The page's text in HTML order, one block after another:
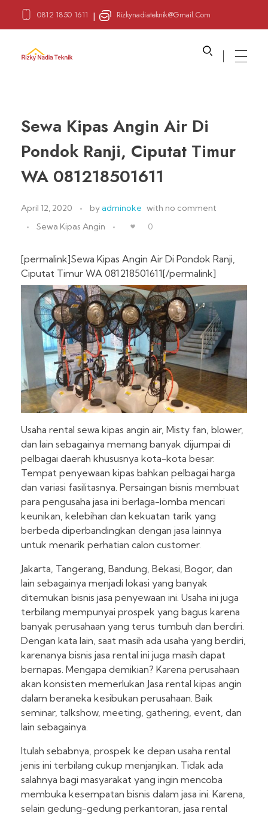
0812 1850 1611 | Rizkynadiateknik@gmail.com
Sewa Kipas Angin Air Di
Pondok Ranji, Ciputat Timur
WA 081218501611
April 12, 2020 byadminoke with no comment
Sewa Kipas Angin
0
[permalink]Sewa Kipas Angin Air Di Pondok Ranji,
Ciputat Timur WA 081218501611[/permalink]
Usaha rental sewa kipas angin air, Misty fan, blower,
dan lain sebagainya memang banyak dijumpai di
pelbagai daerah khususnya kota-kota besar.
Tempat penyewaan kipas bahkan pelbagai harga
dan variasi fasilitasnya. Persaingan bisnis membuat
para pengusaha jasa ini berlaga-lomba mencari
keunikan, kelebihan dan kekuatan tarik yang
berbeda diperbandingkan dengan jasa lainnya
untuk menarik perhatian calon customer.
Jakarta, Tangerang, Bandung, Bekasi, Bogor, dan
lain sebagainya menjadi lokasi yang banyak
ditemukan bisnis jasa penyewaan ini. Usaha ini juga
terbilang mempunyai prospek yang bagus karena
banyak perusahaan yang terus tumbuh dan berdiri.
Dengan kata lain, saat masih ada usaha yang berdiri,
karenanya bisnis jasa rental ini juga masih dapat
bernapas. Mengapa demikian? Karena perusahaan
akan konsisten memerlukan Jasa rental kipas angin
dalam beraneka kesibukan perusahaan. Baik
seminar, talkshow, meeting, gathering, event, dan
lain sebagainya.
Itulah sebabnya, prospek ke depan usaha rental
jenis ini terbilang cukup menjanjikan. Tidak ada
salahnya bagi masyarakat yang ingin mencoba
membuka kesempatan bisnis dalam jasa ini. Karena,
selain gedung-gedung perkantoran, jasa rental